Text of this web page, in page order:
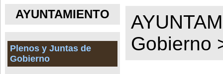
AYUNTAMIENTO
Plenos y Juntas de
Gobierno
Gobierno